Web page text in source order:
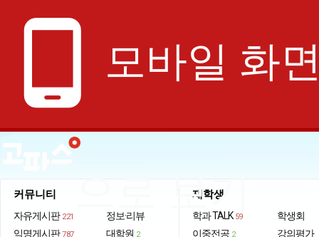
phone_android 모바일 화
으로 보기
커뮤니티
자유게시판 221
익명게시판 787
정보·리뷰
대학원 2
재학생
학과 TALK 59
이중전공 2
학생회
강의평가